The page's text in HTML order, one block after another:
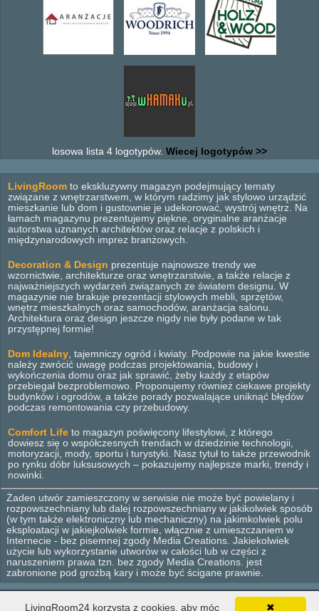
losowa lista 4 logotypów. Wiecej logotypów >>
LivingRoom to ekskluzywny magazyn podejmujący tematy
związane z wnętrzarstwem, w którym radzimy jak stylowo urządzić
mieszkanie lub dom i gustownie je udekorować, wystrój wnętrz. Na
łamach magazynu prezentujemy piękne, oryginalne aranżacje
autorstwa uznanych architektów oraz relacje z polskich i
międzynarodowych imprez branżowych.
Decoration & Design prezentuje najnowsze trendy we
wzornictwie, architekturze oraz wnętrzarstwie, a także relacje z
najważniejszych wydarzeń związanych ze światem designu. W
magazynie nie brakuje prezentacji stylowych mebli, sprzętów,
wnętrz mieszkalnych oraz samochodów, aranżacja salonu.
Architektura oraz design jeszcze nigdy nie były podane w tak
przystępnej formie!
Dom Idealny, tajemniczy ogród i kwiaty. Podpowie na jakie kwestie
należy zwrócić uwagę podczas projektowania, budowy i
wykończenia domu oraz jak sprawić, żeby każdy z etapów
przebiegał bezproblemowo. Proponujemy również ciekawe projekty
budynków i ogrodów, a także porady pozwalające uniknąć błędów
podczas remontowania czy przebudowy.
Comfort Life to magazyn poświęcony lifestylowi, z którego
dowiesz się o współczesnych trendach w dziedzinie technologii,
motoryzacji, mody, sportu i turystyki. Nasz tytuł to także przewodnik
po rynku dóbr luksusowych – pokazujemy najlepsze marki, trendy i
nowinki.
Żaden utwór zamieszczony w serwisie nie może być powielany i
rozpowszechniany lub dalej rozpowszechniany w jakikolwiek sposób
(w tym także elektroniczny lub mechaniczny) na jakimkolwiek polu
eksploatacji w jakiejkolwiek formie, włącznie z umieszczaniem w
Internecie - bez pisemnej zgody Media Creations. Jakiekolwiek
użycie lub wykorzystanie utworów w całości lub w części z
naruszeniem prawa tzn. bez zgody Media Creations. jest
zabronione pod groźbą kary i może być ścigane prawnie.
© 2012 - 2026 Media Creations. Wszelkie prawa zastrzeżone.
✖
LivingRoom24 korzysta z cookies, aby móc